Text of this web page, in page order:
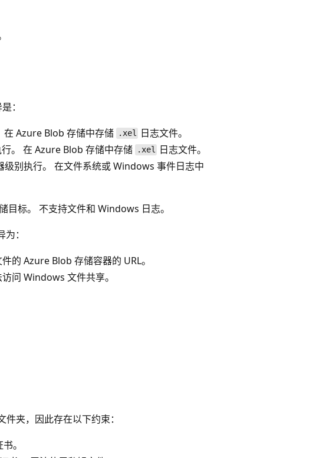
：
在 Azure Blob 存储中存储
.xel 日志文件。
。 在 Azure Blob 存储中存储
.xel 日志文件。
别执行。 在文件系统或 Windows 事件日志中
目标。 不支持文件和 Windows 日志。
：
的 Azure Blob 存储容器的 URL。
问 Windows 文件共享。
夹，因此存在以下约束：
。